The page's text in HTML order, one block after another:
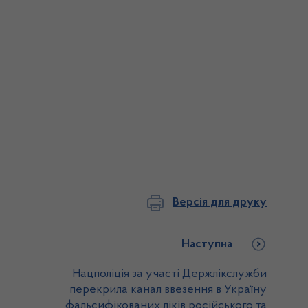
Версія для друку
Наступна
Нацполіція за участі Держлікслужби
перекрила канал ввезення в Україну